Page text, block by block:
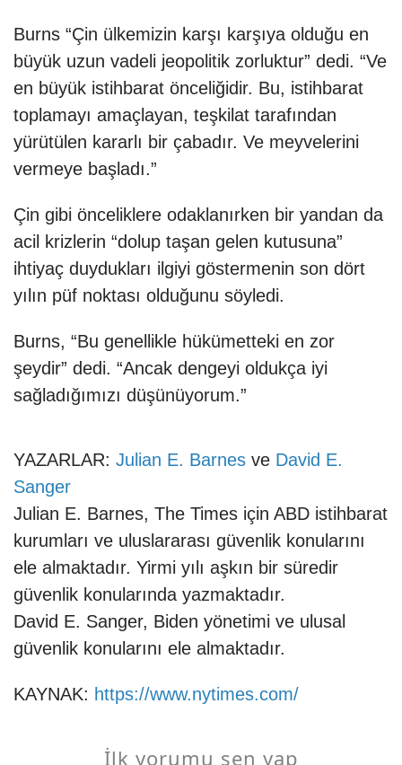
Burns “Çin ülkemizin karşı karşıya olduğu en
büyük uzun vadeli jeopolitik zorluktur” dedi. “Ve
en büyük istihbarat önceliğidir. Bu, istihbarat
toplamayı amaçlayan, teşkilat tarafından
yürütülen kararlı bir çabadır. Ve meyvelerini
vermeye başladı.”
Çin gibi önceliklere odaklanırken bir yandan da
acil krizlerin “dolup taşan gelen kutusuna”
ihtiyaç duydukları ilgiyi göstermenin son dört
yılın püf noktası olduğunu söyledi.
Burns, “Bu genellikle hükümetteki en zor
şeydir” dedi. “Ancak dengeyi oldukça iyi
sağladığımızı düşünüyorum.”
YAZARLAR: Julian E. Barnes ve David E.
Sanger
Julian E. Barnes, The Times için ABD istihbarat
kurumları ve uluslararası güvenlik konularını
ele almaktadır. Yirmi yılı aşkın bir süredir
güvenlik konularında yazmaktadır.
David E. Sanger, Biden yönetimi ve ulusal
güvenlik konularını ele almaktadır.
KAYNAK: https://www.nytimes.com/
İlk yorumu sen yap